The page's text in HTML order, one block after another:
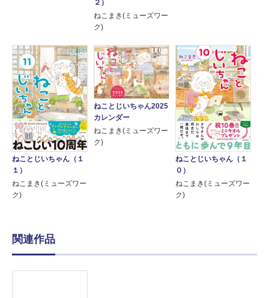
２）
ねこまき(ミューズワー
ク)
ねことじいちゃん（１
１）
ねこまき(ミューズワー
ク)
ねことじいちゃん2025
カレンダー
ねこまき(ミューズワー
ク)
ねことじいちゃん（１
０）
ねこまき(ミューズワー
ク)
関連作品